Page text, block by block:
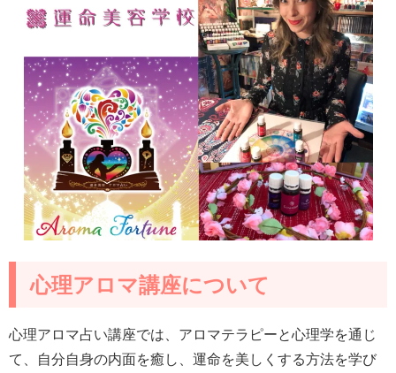
心理アロマ講座について
心理アロマ占い講座では、アロマテラピーと心理学を通じ
て、自分自身の内面を癒し、運命を美しくする方法を学び